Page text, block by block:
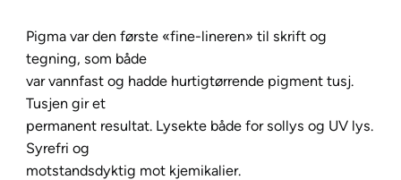
a
M
i
c
r
o
n
Pigma var den første «fine-lineren» til skrift og
tegning, som både
var vannfast og hadde hurtigtørrende pigment tusj.
Tusjen gir et
permanent resultat. Lysekte både for sollys og UV lys.
Syrefri og
motstandsdyktig mot kjemikalier.